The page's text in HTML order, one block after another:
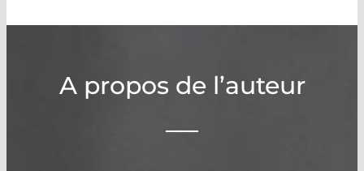
A propos de l’auteur